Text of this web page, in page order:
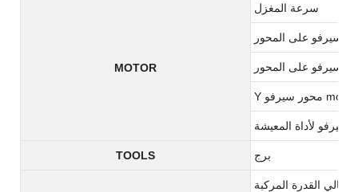
MOTOR
سرعة المغزل
Y محور سيرفو mot0r
لأداة المعيشة
TOOLS برج
إجمالي القدرة المركبة